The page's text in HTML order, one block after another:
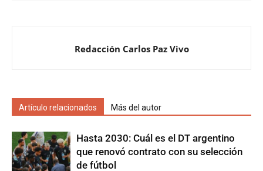
Redacción Carlos Paz Vivo
Artículo relacionados Más del autor
Hasta 2030: Cuál es el DT argentino
que renovó contrato con su selección
de fútbol